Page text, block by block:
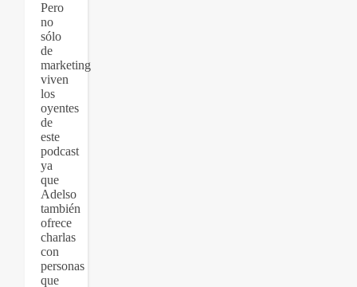
Pero
no
sólo
de
marketing
viven
los
oyentes
de
este
podcast
ya
que
Adelso
también
ofrece
charlas
con
personas
que